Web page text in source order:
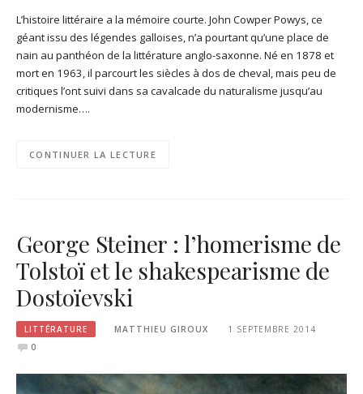
L’histoire littéraire a la mémoire courte. John Cowper Powys, ce
géant issu des légendes galloises, n’a pourtant qu’une place de
nain au panthéon de la littérature anglo-saxonne. Né en 1878 et
mort en 1963, il parcourt les siècles à dos de cheval, mais peu de
critiques l’ont suivi dans sa cavalcade du naturalisme jusqu’au
modernisme….
CONTINUER LA LECTURE
George Steiner : l’homerisme de
Tolstoï et le shakespearisme de
Dostoïevski
LITTÉRATURE MATTHIEU GIROUX
1 SEPTEMBRE 2014
0